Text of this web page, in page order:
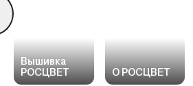
Вышивка
РОСЦВЕТ
О РОСЦВЕТ